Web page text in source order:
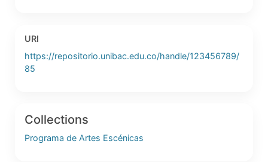
URI
https://repositorio.unibac.edu.co/handle/123456789/
85
Collections
Programa de Artes Escénicas